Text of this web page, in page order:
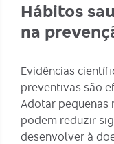
Hábitos
na
Evidências
preventivas são
Adotar pequenas
podem reduzir
desenvolver à